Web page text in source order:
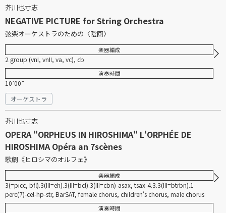
芥川也寸志
NEGATIVE PICTURE for String Orchestra
弦楽オーケストラのための〈陰画〉
楽器編成
2 group (vnI, vnII, va, vc), cb
演奏時間
10’00”
オーケストラ
芥川也寸志
OPERA "ORPHEUS IN HIROSHIMA" L'ORPHÉE DE
HIROSHIMA Opéra an 7scènes
歌劇《ヒロシマのオルフェ》
楽器編成
3(=picc, bfl).3(III=eh).3(III=bcl).3(III=cbn)-asax, tsax-4.3.3(III=btrbn).1-
perc(7)-cel-hp-str, BarSAT, female chorus, children's chorus, male chorus
演奏時間